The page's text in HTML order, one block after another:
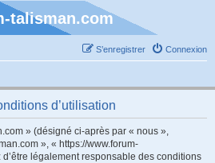
talisman.com
Connexion
S’enregistrer
d’utilisation
» (désigné ci-après par « nous »,
», « https://www.forum-
légalement responsable des conditions